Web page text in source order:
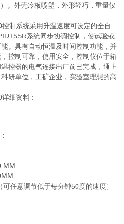
。外壳冷板喷塑，外形轻巧，重量仅
控制系统采用升温速度可设定的全自
系统同步协调控制，使试验或
。具有自动恒温及时间控制功能，并
控制可靠，使用安全，控制仪位于箱
控器的电气连接出厂前已完成，通上
研单位，工矿企业，实验室理想的高
细资料：
MM
任意调节低于每分钟50度的速度）